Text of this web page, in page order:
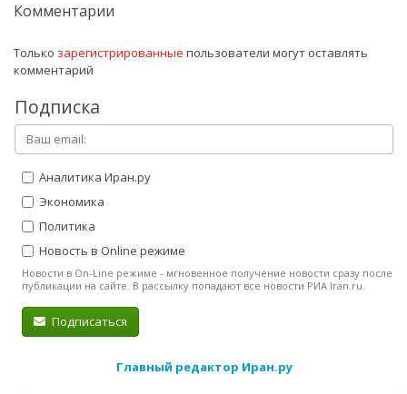
Комментарии
Только зарегистрированные пользователи могут оставлять
комментарий
Подписка
Аналитика Иран.ру
Экономика
Политика
Новость в Online режиме
Новости в On-Line режиме - мгновенное получение новости сразу после
публикации на сайте. В рассылку попадают все новости РИА Iran.ru.
Подписаться
Главный редактор Иран.ру